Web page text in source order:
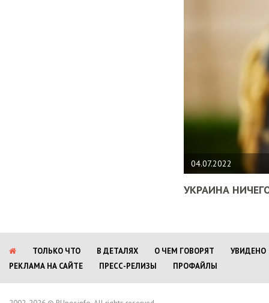
04.07.2022
УКРАИНА
ТОЛЬКО ЧТО В ДЕТАЛЯХ О ЧЕМ ГОВОРЯТ
УВИДЕНО
РЕКЛАМА НА САЙТЕ
ПРЕСС-РЕЛИЗЫ ПРОФАЙЛЫ